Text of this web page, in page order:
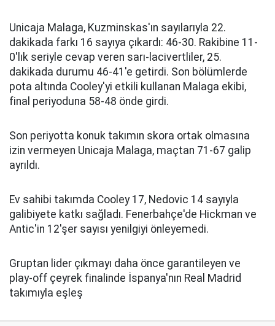
Unicaja Malaga, Kuzminskas'ın sayılarıyla 22.
dakikada farkı 16 sayıya çıkardı: 46-30. Rakibine 11-
0'lık seriyle cevap veren sarı-lacivertliler, 25.
dakikada durumu 46-41'e getirdi. Son bölümlerde
pota altında Cooley'yi etkili kullanan Malaga ekibi,
final periyoduna 58-48 önde girdi.
Son periyotta konuk takımın skora ortak olmasına
izin vermeyen Unicaja Malaga, maçtan 71-67 galip
ayrıldı.
Ev sahibi takımda Cooley 17, Nedovic 14 sayıyla
galibiyete katkı sağladı. Fenerbahçe'de Hickman ve
Antic'in 12'şer sayısı yenilgiyi önleyemedi.
Gruptan lider çıkmayı daha önce garantileyen ve
play-off çeyrek finalinde İspanya'nın Real Madrid
takımıyla eşleş